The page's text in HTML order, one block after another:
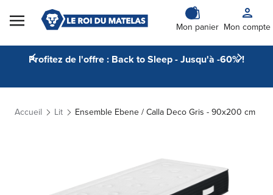
Skip to Content
Mon panier Mon compte
Profitez de l'offre : Back to Sleep - Jusqu'à -60% !
Accueil Lit Ensemble Ebene / Calla Deco Gris - 90x200 cm